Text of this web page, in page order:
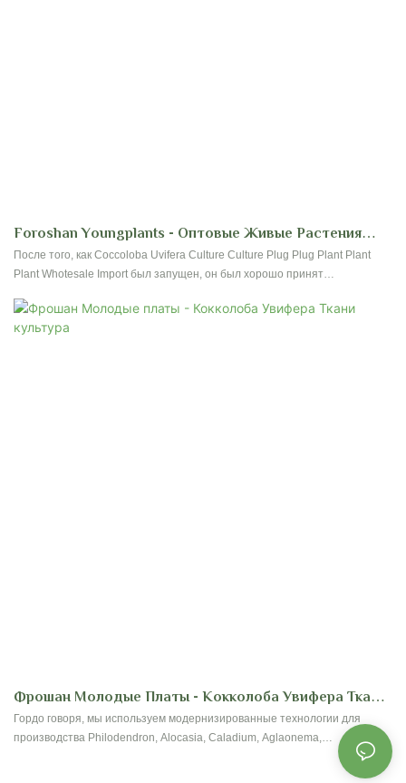
Foroshan Youngplants - Оптовые Живые Растения
Поставщик Для Производителей
После того, как Coccoloba Uvifera Culture Culture Plug Plug Plant Plant
Plant Whotesale Import был запущен, он был хорошо принят
действительно решило болевые точки пользователей.
Фрошан Молодые Платы - Кокколоба Увифера Ткани
Культура
Гордо говоря, мы используем модернизированные технологии для
производства Philodendron, Alocasia, Caladium, Aglaonema,
Dieffenbachia, Spathiphyllum, Calathea, Fern, Fittonia, Syngonium,
Peperomia, плотоядных растений, Dracaena, Ficus и Schefflera. В поле